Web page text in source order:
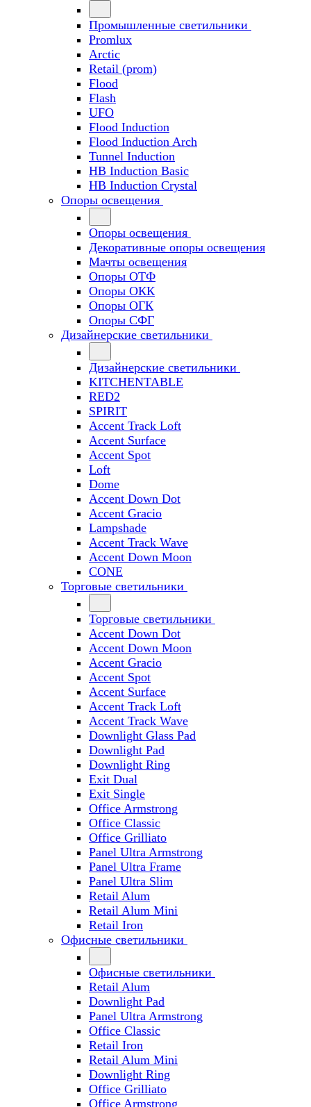
Промышленные светильники
Promlux
Arctic
Retail (prom)
Flood
Flash
UFO
Flood Induction
Flood Induction Arch
Tunnel Induction
HB Induction Basic
HB Induction Crystal
Опоры освещения
Опоры освещения
Декоративные опоры освещения
Мачты освещения
Опоры ОТФ
Опоры ОКК
Опоры ОГК
Опоры СФГ
Дизайнерские светильники
Дизайнерские светильники
KITCHENTABLE
RED2
SPIRIT
Accent Track Loft
Accent Surface
Accent Spot
Loft
Dome
Accent Down Dot
Accent Gracio
Lampshade
Accent Track Wave
Accent Down Moon
CONE
Торговые светильники
Торговые светильники
Accent Down Dot
Accent Down Moon
Accent Gracio
Accent Spot
Accent Surface
Accent Track Loft
Accent Track Wave
Downlight Glass Pad
Downlight Pad
Downlight Ring
Exit Dual
Exit Single
Office Armstrong
Office Classic
Office Grilliato
Panel Ultra Armstrong
Panel Ultra Frame
Panel Ultra Slim
Retail Alum
Retail Alum Mini
Retail Iron
Офисные светильники
Офисные светильники
Retail Alum
Downlight Pad
Panel Ultra Armstrong
Office Classic
Retail Iron
Retail Alum Mini
Downlight Ring
Office Grilliato
Office Armstrong